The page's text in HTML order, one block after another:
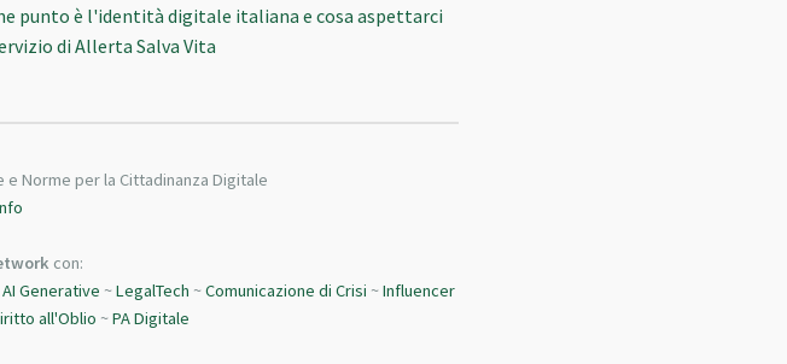
punto è l'identità digitale italiana e cosa aspettarci
di Allerta Salva Vita
Norme per la Cittadinanza Digitale
con:
AI Generative ~LegalTech ~Comunicazione di Crisi ~Influencer
all'Oblio ~PA Digitale